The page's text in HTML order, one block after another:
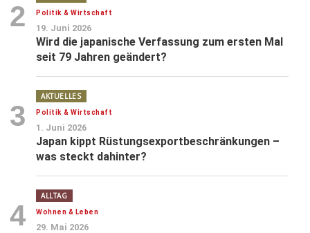
2 Politik & Wirtschaft
19. Juni 2026
Wird die japanische Verfassung zum ersten Mal
seit 79 Jahren geändert?
3
AKTUELLES
Politik & Wirtschaft
1. Juni 2026
Japan kippt Rüstungsexportbeschränkungen –
was steckt dahinter?
4
ALLTAG
Wohnen & Leben
29. Mai 2026